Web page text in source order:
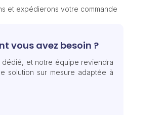
et expédierons votre commande
vous avez besoin ?
et notre équipe reviendra
solution sur mesure adaptée à